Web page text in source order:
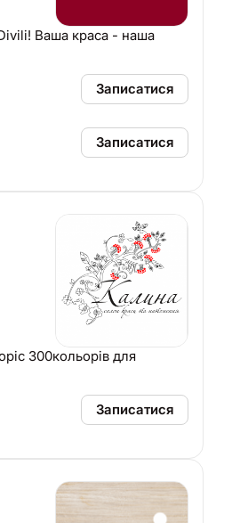
Ваша краса - наша
Записатися
Записатися
300кольорів для
Записатися